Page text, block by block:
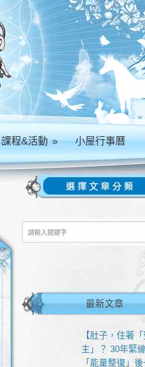
課程&活動» 小屋行事曆
最新文章
【肚子，住著
主」？ 30年緊
「能量整復」